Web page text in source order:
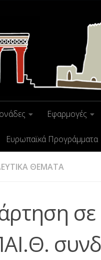
Εφαρμογές
Ευρωπαϊκά Προγράμματα
ΘΕΜΑΤΑ
σε